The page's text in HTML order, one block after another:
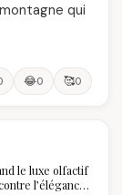
qui
😂0 🥰0
le luxe olfactif
l’élégance